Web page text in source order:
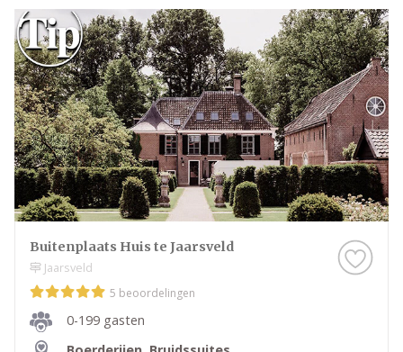
Buitenplaats Huis te Jaarsveld
Jaarsveld
5 beoordelingen
0-199 gasten